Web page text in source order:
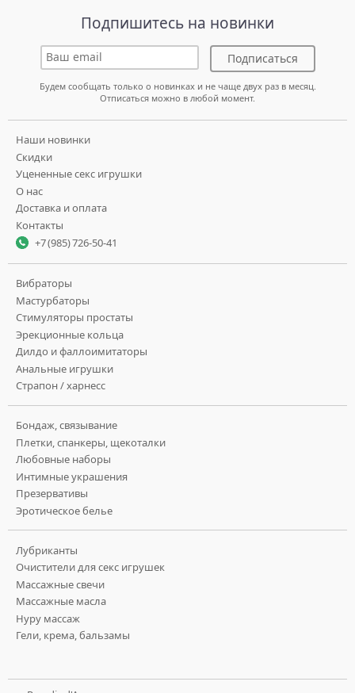
Подпишитесь на новинки
Подписаться
Будем сообщать только о новинках и не чаще двух раз в месяц.
Отписаться можно в любой момент.
Наши новинки
Скидки
Уцененные секс игрушки
О нас
Доставка и оплата
Контакты
+7 (985) 726-50-41
Вибраторы
Мастурбаторы
Стимуляторы простаты
Эрекционные кольца
Дилдо и фаллоимитаторы
Анальные игрушки
Страпон / харнесс
Бондаж, связывание
Плетки, спанкеры, щекоталки
Любовные наборы
Интимные украшения
Презервативы
Эротическое белье
Лубриканты
Очистители для секс игрушек
Массажные свечи
Массажные масла
Нуру массаж
Гели, крема, бальзамы